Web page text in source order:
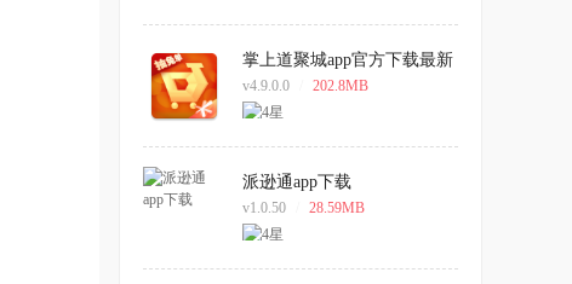
掌上道聚城app官方下载最新
版
v4.9.0.0 202.8MB
派逊通app下载
v1.0.50 28.59MB